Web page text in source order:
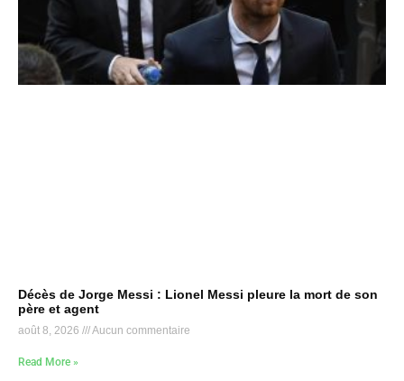
Décès de Jorge Messi : Lionel Messi pleure la mort de son
père et agent
août 8, 2026 Aucun commentaire
Read More »